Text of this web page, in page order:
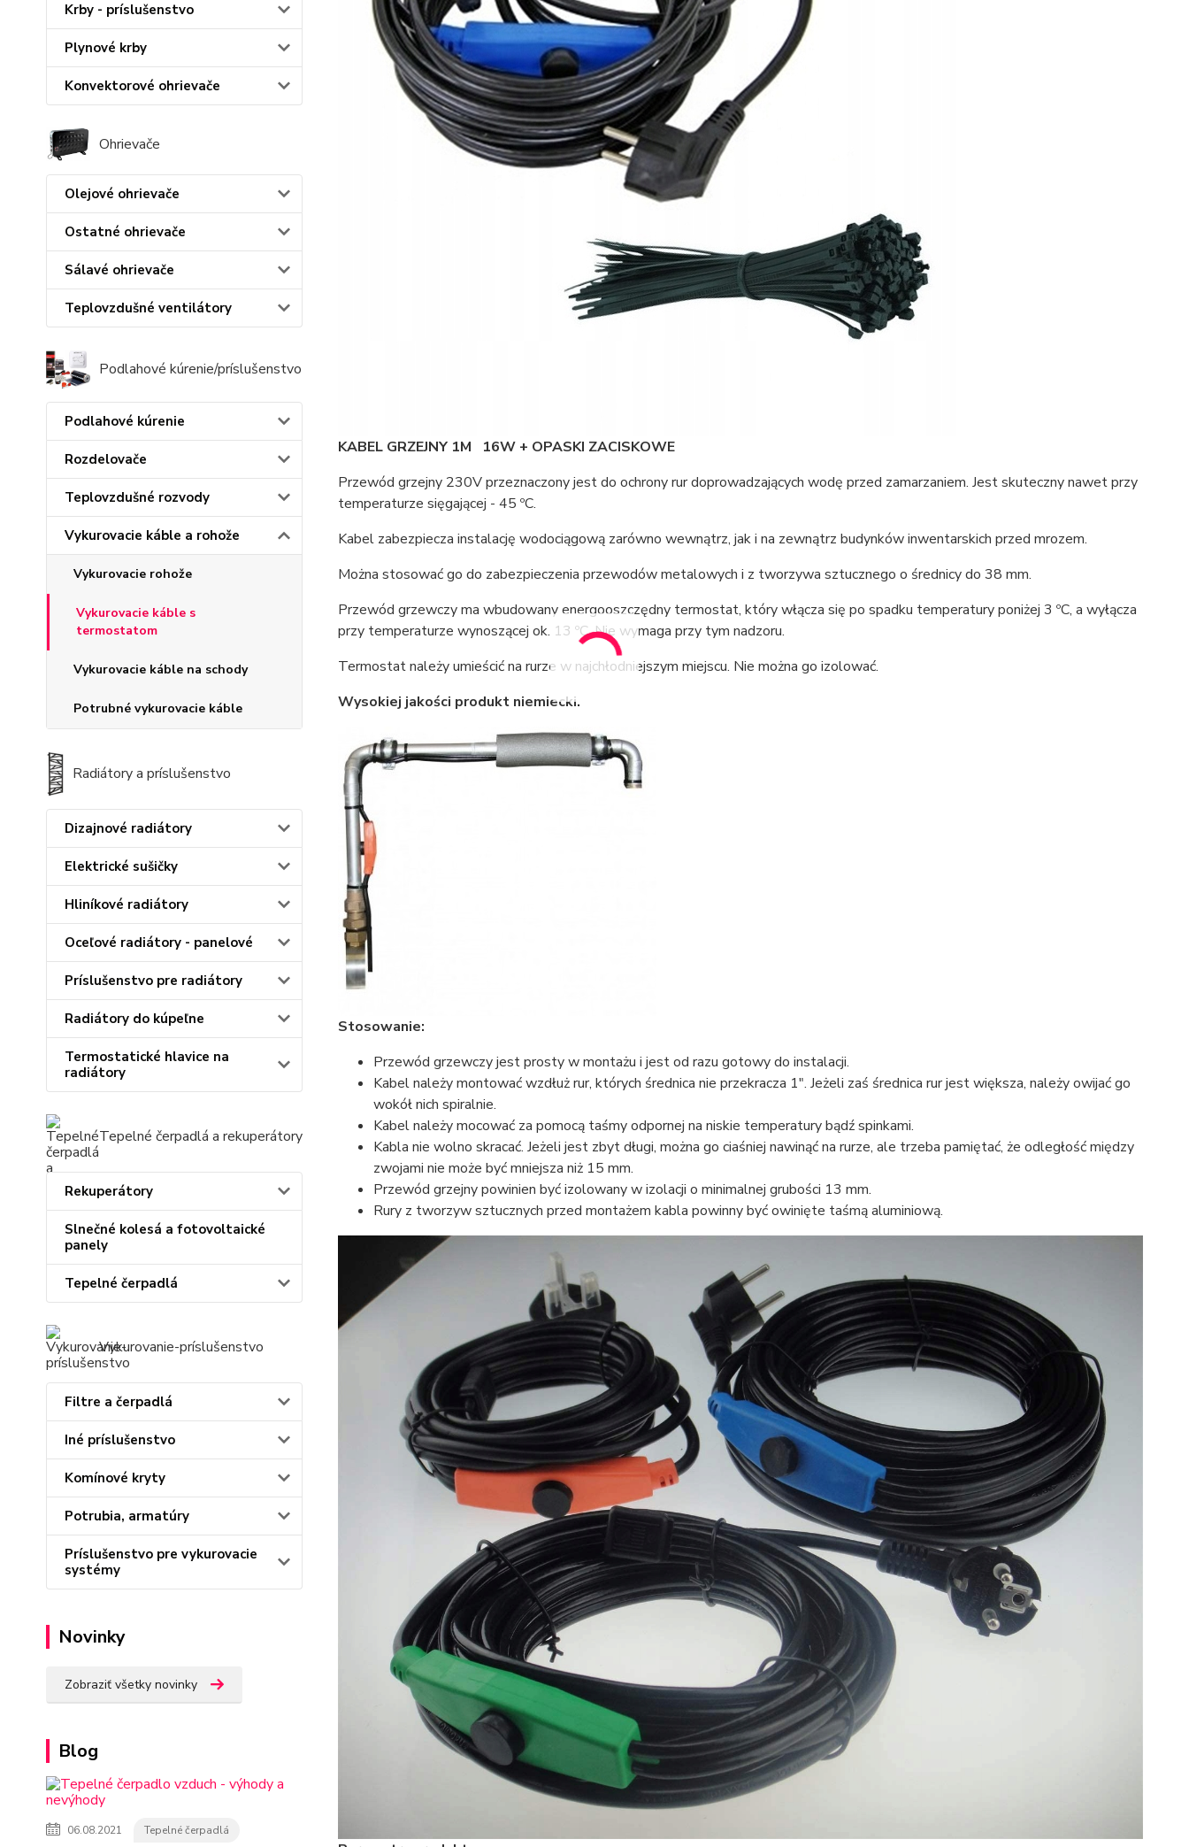
Krby - príslušenstvo
Plynové krby
Konvektorové ohrievače
Ohrievače
Olejové ohrievače
Ostatné ohrievače
Sálavé ohrievače
Teplovzdušné ventilátory
Podlahové kúrenie/príslušenstvo
Podlahové kúrenie
Rozdelovače
Teplovzdušné rozvody
Vykurovacie káble a rohože
Vykurovacie rohože
Vykurovacie káble s
termostatom
Vykurovacie káble na schody
Potrubné vykurovacie káble
Radiátory a príslušenstvo
Dizajnové radiátory
Elektrické sušičky
Hliníkové radiátory
Oceľové radiátory - panelové
Príslušenstvo pre radiátory
Radiátory do kúpeľne
Termostatické hlavice na
radiátory
Tepelné čerpadlá a rekuperátory
Rekuperátory
Slnečné kolesá a fotovoltaické
panely
Tepelné čerpadlá
Vykurovanie-príslušenstvo
Filtre a čerpadlá
Iné príslušenstvo
Komínové kryty
Potrubia, armatúry
Príslušenstvo pre vykurovacie
systémy
Novinky
Zobraziť všetky novinky
Blog
06.08.2021 Tepelné čerpadlá
KABEL GRZEJNY 1M 16W + OPASKI ZACISKOWE
Przewód grzejny 230V przeznaczony jest do ochrony rur doprowadzających wodę przed zamarzaniem. Jest skuteczny nawet przy
temperaturze sięgającej - 45 ºC.
Kabel zabezpiecza instalację wodociągową zarówno wewnątrz, jak i na zewnątrz budynków inwentarskich przed mrozem.
Można stosować go do zabezpieczenia przewodów metalowych i z tworzywa sztucznego o średnicy do 38 mm.
Przewód grzewczy ma wbudowany energooszczędny termostat, który włącza się po spadku temperatury poniżej 3 ºC, a wyłącza
przy temperaturze wynoszącej ok. 13 ºC. Nie wymaga przy tym nadzoru.
Termostat należy umieścić na rurze w najchłodniejszym miejscu. Nie można go izolować.
Wysokiej jakości produkt niemiecki.
Stosowanie:
Przewód grzewczy jest prosty w montażu i jest od razu gotowy do instalacji.
Kabel należy montować wzdłuż rur, których średnica nie przekracza 1". Jeżeli zaś średnica rur jest większa, należy owijać go
wokół nich spiralnie.
Kabel należy mocować za pomocą taśmy odpornej na niskie temperatury bądź spinkami.
Kabla nie wolno skracać. Jeżeli jest zbyt długi, można go ciaśniej nawinąć na rurze, ale trzeba pamiętać, że odległość między
zwojami nie może być mniejsza niż 15 mm.
Przewód grzejny powinien być izolowany w izolacji o minimalnej grubości 13 mm.
Rury z tworzyw sztucznych przed montażem kabla powinny być owinięte taśmą aluminiową.